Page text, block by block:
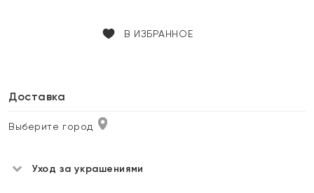
В ИЗБРАННОЕ
Доставка
Выберите город
Уход за украшениями